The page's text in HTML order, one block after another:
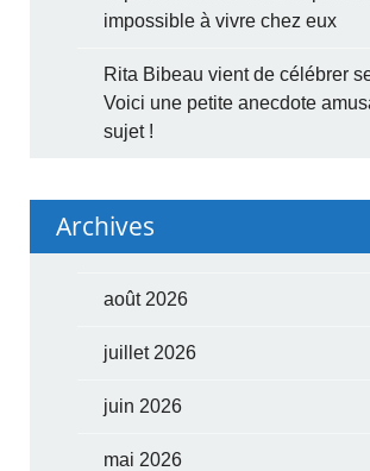
impossible à vivre chez eux
Rita Bibeau vient de célébrer
Voici une petite anecdote
sujet !
Archives
août 2026
juillet 2026
juin 2026
mai 2026